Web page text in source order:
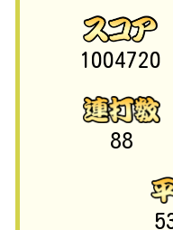
1004720
88